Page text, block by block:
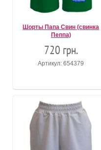
Шорты Папа Свин (свинка
Пеппа)
720 грн.
Артикул: 654379